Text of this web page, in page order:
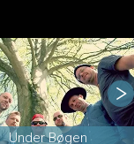
Under Bøgen